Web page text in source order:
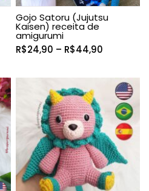
Gojo Satoru (Jujutsu
Kaisen) receita de
amigurumi
R$24,90 – R$44,90
preço:
R$24,90
através
R$44,90